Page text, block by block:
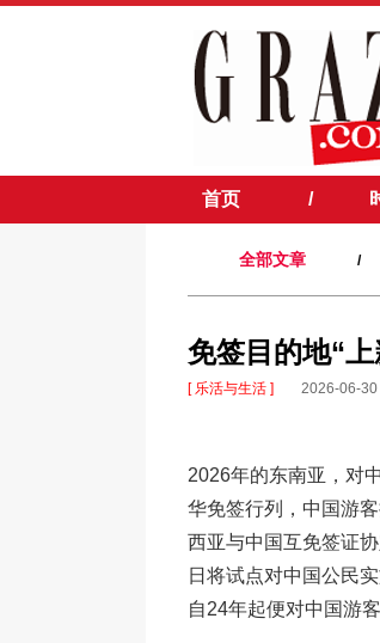
首页 /
全部文章 /
免签目的地“
[ 乐活与生活 ] 2026-06-30
2026年的东南亚，对
华免签行列，中国游
西亚与中国互免签证
日将试点对中国公民
自24年起便对中国游